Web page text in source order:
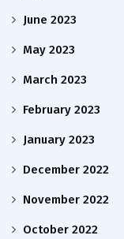
June 2023
May 2023
March 2023
February 2023
January 2023
December 2022
November 2022
October 2022